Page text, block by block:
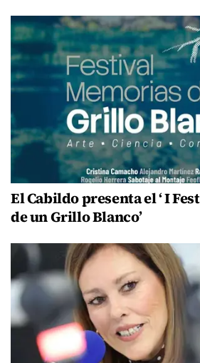
El Cabildo presenta el ‘ I
de un Grillo Blanco’